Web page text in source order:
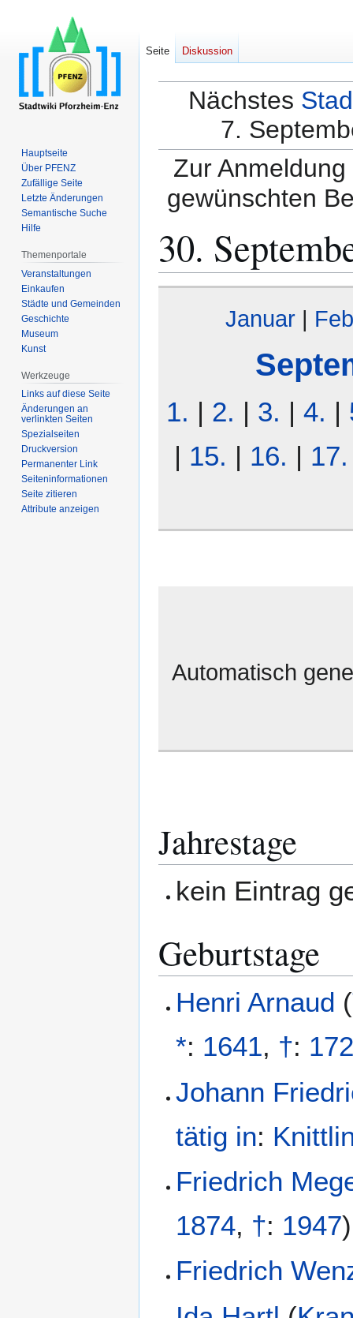
Nächstes
7.
Zur
gewünschten
30.
Januar |
1. | 2. | 3. | 4. |
| 15. | 16. | 17.
Automatisch
Jahrestage
kein Eintrag
Geburtstage
Henri Arnaud (
*: 1641, †:
Johann
tätig in:
Friedrich
1874, †: 1947)
Friedrich
Seite Diskussion
Hauptseite
Über PFENZ
Zufällige Seite
Letzte Änderungen
Semantische Suche
Hilfe
Themenportale
Veranstaltungen
Einkaufen
Städte und Gemeinden
Geschichte
Museum
Kunst
Werkzeuge
Links auf diese Seite
Änderungen an
verlinkten Seiten
Spezialseiten
Druckversion
Permanenter Link
Seiten­­informationen
Seite zitieren
Attribute anzeigen